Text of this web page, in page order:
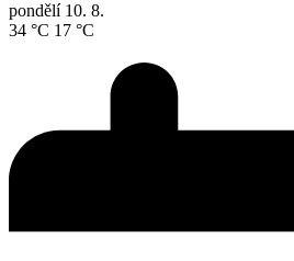
pondělí 10. 8.
34 °C 17 °C